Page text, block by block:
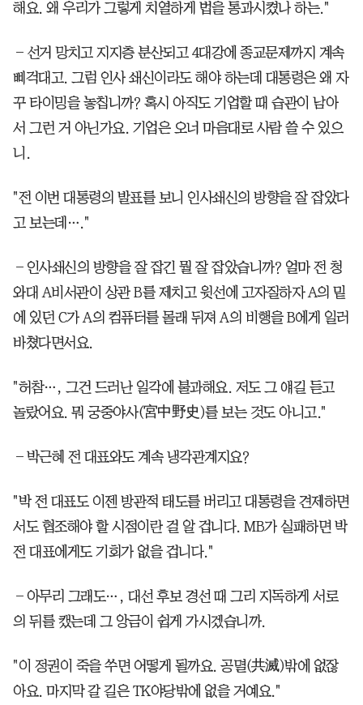
해요. 왜 우리가 그렇게 치열하게 법을 통과시켰나 하는."
―선거 망치고 지지층 분산되고 4대강에 종교문제까지 계속
삐걱대고. 그럼 인사 쇄신이라도 해야 하는데 대통령은 왜 자
꾸 타이밍을 놓칩니까? 혹시 아직도 기업할 때 습관이 남아
서 그런 거 아닌가요. 기업은 오너 마음대로 사람 쓸 수 있으
니.
"전 이번 대통령의 발표를 보니 인사쇄신의 방향을 잘 잡았다
고 보는데…."
―인사쇄신의 방향을 잘 잡긴 뭘 잘 잡았습니까? 얼마 전 청
와대 A비서관이 상관 B를 제치고 윗선에 고자질하자 A의 밑
에 있던 C가 A의 컴퓨터를 몰래 뒤져 A의 비행을 B에게 일러
바쳤다면서요.
"허참…, 그건 드러난 일각에 불과해요. 저도 그 얘길 듣고
놀랐어요. 뭐 궁중야사(宮中野史)를 보는 것도 아니고."
―박근혜 전 대표와도 계속 냉각관계지요?
"박 전 대표도 이젠 방관적 태도를 버리고 대통령을 견제하면
서도 협조해야 할 시점이란 걸 알 겁니다. MB가 실패하면 박
전 대표에게도 기회가 없을 겁니다."
―아무리 그래도…, 대선 후보 경선 때 그리 지독하게 서로
의 뒤를 캤는데 그 앙금이 쉽게 가시겠습니까.
"이 정권이 죽을 쑤면 어떻게 될까요. 공멸(共滅)밖에 없잖
아요. 마지막 갈 길은 TK야당밖에 없을 거예요."